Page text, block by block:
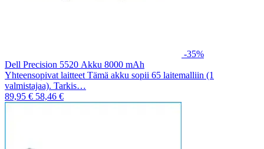
-35%
Dell Precision 5520 Akku 8000 mAh
Yhteensopivat laitteet Tämä akku sopii 65 laitemalliin (1
valmistajaa). Tarkis…
89,95 € 58,46 €